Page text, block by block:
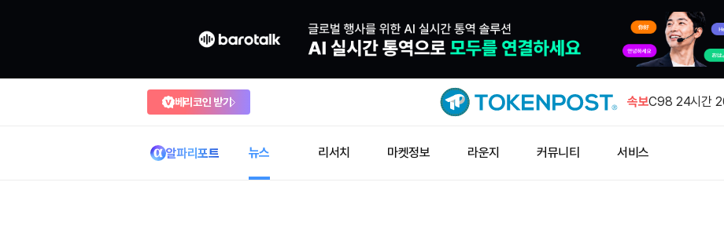
베리코인 받기 속보
비트코인
C98 24시간
알파리포트 뉴스 리서치 마켓정보 라운지 커뮤니티 서비스